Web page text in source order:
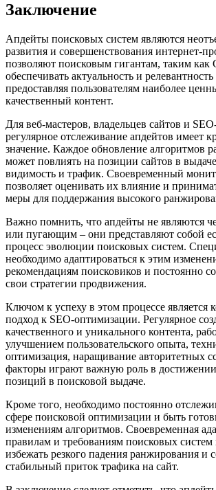
Заключение
Апдейты поисковых систем являются
развития и совершенствования интернет-
позволяют поисковым гигантам, таким как
обеспечивать актуальность и
предоставляя пользователям наиболее
качественный контент.
Для веб-мастеров, владельцев сайтов и
регулярное отслеживание апдейтов имеет
значение. Каждое обновление алгоритмов
может повлиять на позиции сайтов в
видимость и трафик. Своевременный
позволяет оценивать их влияние и
меры для поддержания высокого
Важно помнить, что апдейты не являются
или пугающим – они представляют собой
процесс эволюции поисковых систем.
необходимо адаптироваться к этим
рекомендациям поисковиков и постоянно
свои стратегии продвижения.
Ключом к успеху в этом процессе является
подход к SEO-оптимизации. Регулярное
качественного и уникального контента,
улучшением пользовательского опыта,
оптимизация, наращивание авторитетных
факторы играют важную роль в
позиций в поисковой выдаче.
Кроме того, необходимо постоянно
сфере поисковой оптимизации и быть
изменениям алгоритмов. Своевременная
правилам и требованиям поисковых систем
избежать резкого падения ранжирования и
стабильный приток трафика на сайт.